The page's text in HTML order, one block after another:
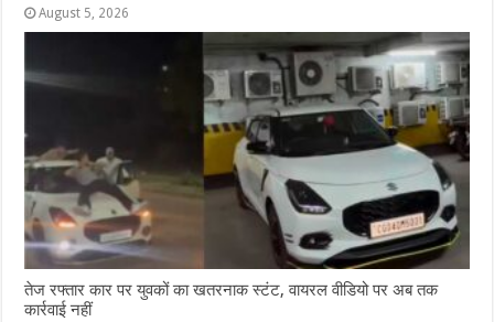
August 5, 2026
तेज रफ्तार कार पर युवकों का खतरनाक स्टंट, वायरल वीडियो पर अब तक
कार्रवाई नहीं